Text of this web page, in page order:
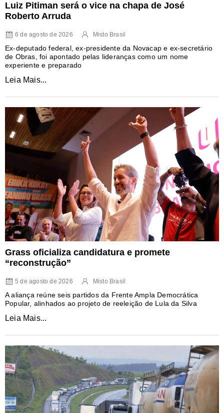
Luiz Pitiman será o vice na chapa de José
Roberto Arruda
6 de agosto de 2026 Misto Brasil
Ex-deputado federal, ex-presidente da Novacap e ex-secretário
de Obras, foi apontado pelas lideranças como um nome
experiente e preparado
Leia Mais...
Grass oficializa candidatura e promete
“reconstrução”
5 de agosto de 2026 Misto Brasil
A aliança reúne seis partidos da Frente Ampla Democrática
Popular, alinhados ao projeto de reeleição de Lula da Silva
Leia Mais...